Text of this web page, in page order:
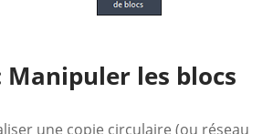
Manipuler les blocs
une copie circulaire (ou réseau